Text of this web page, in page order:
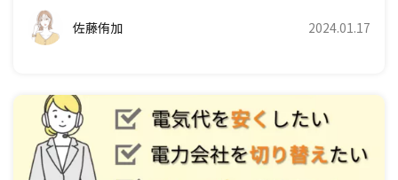
九州電力エリア
四国電力エリア
佐藤侑加 2024.01.17